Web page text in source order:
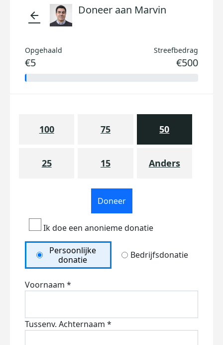
arrow_back Doneer aan Marvin
Opgehaald
€5
Streefbedrag
€500
100 75 50
25 15 Anders
Doneer
Ik doe een anonieme donatie
Persoonlijke
donatie
Bedrijfsdonatie
Voornaam *
Tussenv. Achternaam *